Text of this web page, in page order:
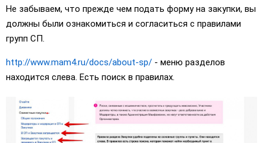
Не забываем, что прежде чем подать форму на закупки, вы
должны были ознакомиться и согласиться с правилами
групп СП.
http://www.mam4.ru/docs/about-sp/ - меню разделов
находится слева. Есть поиск в правилах.